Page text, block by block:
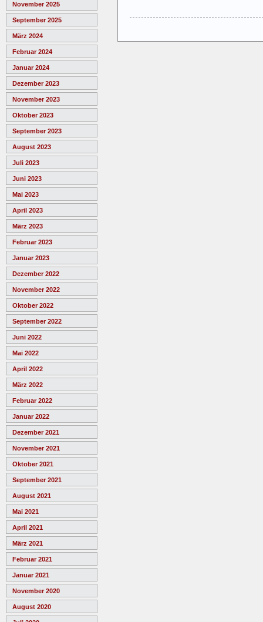
November 2025
September 2025
März 2024
Februar 2024
Januar 2024
Dezember 2023
November 2023
Oktober 2023
September 2023
August 2023
Juli 2023
Juni 2023
Mai 2023
April 2023
März 2023
Februar 2023
Januar 2023
Dezember 2022
November 2022
Oktober 2022
September 2022
Juni 2022
Mai 2022
April 2022
März 2022
Februar 2022
Januar 2022
Dezember 2021
November 2021
Oktober 2021
September 2021
August 2021
Mai 2021
April 2021
März 2021
Februar 2021
Januar 2021
November 2020
August 2020